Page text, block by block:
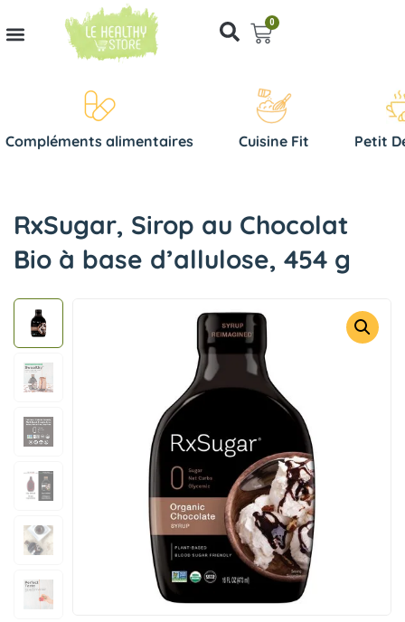
0
Compléments alimentaires Cuisine Fit Petit
RxSugar, Sirop au Chocolat
Bio à base d’allulose, 454 g